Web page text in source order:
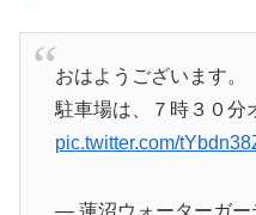
おはようございます。
駐車場は、７時３０分
pic.twitter.com/
— 蓮沼ウォーターガー